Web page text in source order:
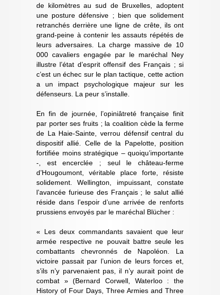
de kilomètres au sud de Bruxelles, adoptent
une posture défensive ; bien que solidement
retranchés derrière une ligne de crête, ils ont
grand-peine à contenir les assauts répétés de
leurs adversaires. La charge massive de 10
000 cavaliers engagée par le maréchal Ney
illustre l’état d’esprit offensif des Français ; si
c’est un échec sur le plan tactique, cette action
a un impact psychologique majeur sur les
défenseurs. La peur s’installe.
En fin de journée, l’opiniâtreté française finit
par porter ses fruits ; la coalition cède la ferme
de La Haie-Sainte, verrou défensif central du
dispositif allié. Celle de la Papelotte, position
fortifiée moins stratégique – quoiqu’importante
-, est encerclée ; seul le château-ferme
d’Hougoumont, véritable place forte, résiste
solidement. Wellington, impuissant, constate
l’avancée furieuse des Français ; le salut allié
réside dans l’espoir d’une arrivée de renforts
prussiens envoyés par le maréchal Blücher :
« Les deux commandants savaient que leur
armée respective ne pouvait battre seule les
combattants chevronnés de Napoléon. La
victoire passait par l’union de leurs forces et,
s’ils n’y parvenaient pas, il n’y aurait point de
combat » (Bernard Corwell, Waterloo : the
History of Four Days, Three Armies and Three